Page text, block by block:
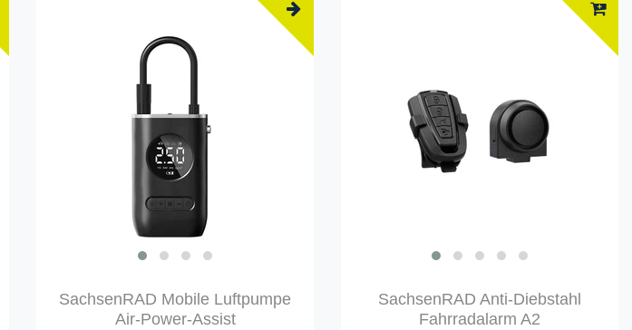
SachsenRAD Mobile Luftpumpe
Air-Power-Assist
SachsenRAD Anti-Diebstahl
Fahrradalarm A2